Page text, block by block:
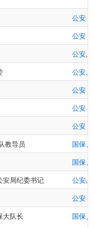
公安
公安
公安,
公安,
公安
公安
公安
教导员
国保
国保
安局纪委书记 公安,
公安
大队长 国保